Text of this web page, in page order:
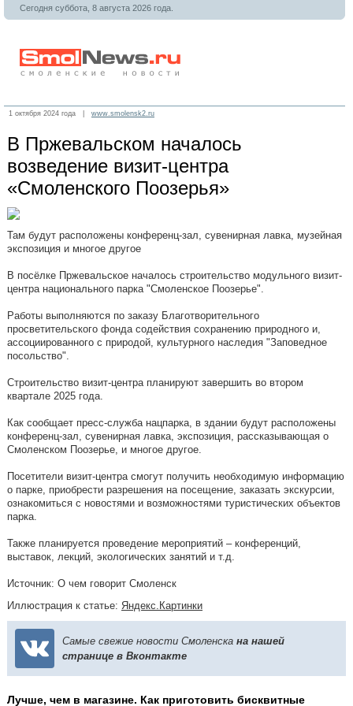
Сегодня суббота, 8 августа 2026 года.
1 октября 2024 года | www.smolensk2.ru
В Пржевальском началось
возведение визит-центра
«Смоленского Поозерья»
Там будут расположены конференц-зал, сувенирная лавка, музейная
экспозиция и многое другое
В посёлке Пржевальское началось строительство модульного визит-
центра национального парка "Смоленское Поозерье".
Работы выполняются по заказу Благотворительного
просветительского фонда содействия сохранению природного и,
ассоциированного с природой, культурного наследия "Заповедное
посольство".
Строительство визит-центра планируют завершить во втором
квартале 2025 года.
Как сообщает пресс-служба нацпарка, в здании будут расположены
конференц-зал, сувенирная лавка, экспозиция, рассказывающая о
Смоленском Поозерье, и многое другое.
Посетители визит-центра смогут получить необходимую информацию
о парке, приобрести разрешения на посещение, заказать экскурсии,
ознакомиться с новостями и возможностями туристических объектов
парка.
Также планируется проведение мероприятий – конференций,
выставок, лекций, экологических занятий и т.д.
Источник: О чем говорит Смоленск
Иллюстрация к статье: Яндекс.Картинки
Самые свежие новости Смоленска на нашей
странице в Вконтакте
Лучше, чем в магазине. Как приготовить бисквитные